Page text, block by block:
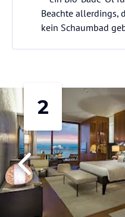
Beachte allerdings,
kein Schaumbad
2